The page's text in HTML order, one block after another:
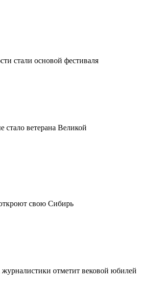
стали основой фестиваля
стало ветерана Великой
свою Сибирь
отметит вековой юбилей